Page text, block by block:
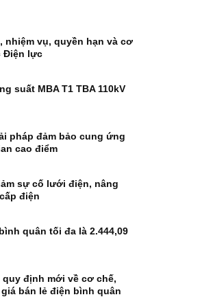
nhiệm vụ, quyền hạn và cơ
Điện lực
suất MBA T1 TBA 110kV
pháp đảm bảo cung ứng
cao điểm
sự cố lưới điện, nâng
điện
quân tối đa là 2.444,09
định mới về cơ chế,
bán lẻ điện bình quân